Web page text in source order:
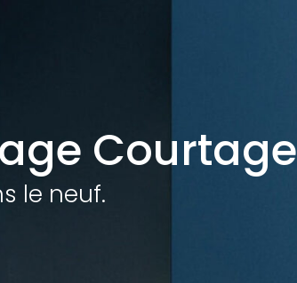
Courtage
le neuf.